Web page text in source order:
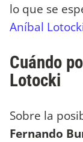
lo que se
Aníbal
Cuándo
Lotocki
Sobre la
Fernando